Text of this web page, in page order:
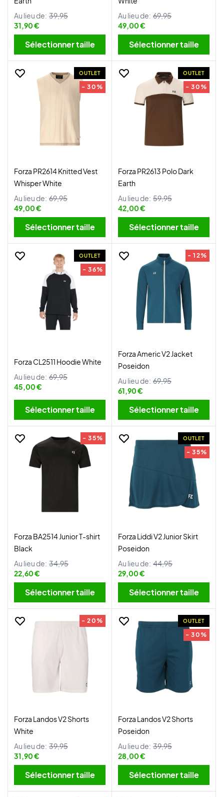
Au lieu de: 39,95
31,90 €
Sélectionner taille
Au lieu de: 69,95
49,00 €
Sélectionner taille
OUTLET
- 30%
Forza PR2614 Knitted Vest
Whisper White
Au lieu de: 69,95
49,00 €
Sélectionner taille
OUTLET
- 30%
Forza PR2613 Polo Dark
Earth
Au lieu de: 59,95
42,00 €
Sélectionner taille
OUTLET
- 36%
Forza CL2511 Hoodie White
Au lieu de: 69,95
45,00 €
Sélectionner taille
- 12%
Forza Americ V2 Jacket
Poseidon
Au lieu de: 69,95
61,90 €
Sélectionner taille
- 35%
Forza BA2514 Junior T-shirt
Black
Au lieu de: 34,95
22,60 €
Sélectionner taille
OUTLET
- 35%
Forza Liddi V2 Junior Skirt
Poseidon
Au lieu de: 44,95
29,00 €
Sélectionner taille
- 20%
Forza Landos V2 Shorts
White
Au lieu de: 39,95
31,90 €
Sélectionner taille
OUTLET
- 30%
Forza Landos V2 Shorts
Poseidon
Au lieu de: 39,95
28,00 €
Sélectionner taille